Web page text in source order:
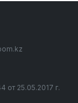
от 25.05.2017 г.